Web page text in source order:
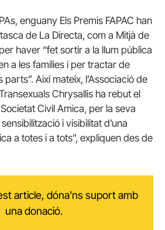
enguany Els Premis FAPAC han
de La Directa, com a Mitjà de
haver “fet sortir a la llum pública
a les famílies i per tractar de
Així mateix, l’Associació de
Chrysallis ha rebut el
Civil Amica, per la seva
i visibilitat d’una
a totes i a tots”, expliquen des de
article, dóna'ns suport amb
una donació.